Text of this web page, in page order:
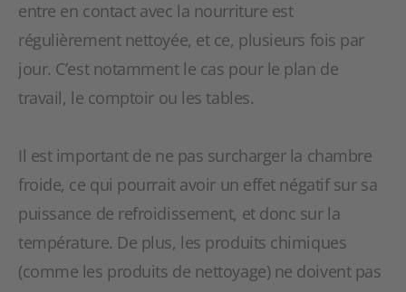
entre en contact avec la nourriture est
régulièrement nettoyée, et ce, plusieurs fois par
jour. C’est notamment le cas pour le plan de
travail, le comptoir ou les tables.
Il est important de ne pas surcharger la chambre
froide, ce qui pourrait avoir un effet négatif sur sa
puissance de refroidissement, et donc sur la
température. De plus, les produits chimiques
(comme les produits de nettoyage) ne doivent pas